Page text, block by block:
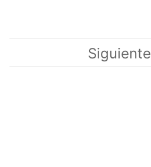
Siguiente